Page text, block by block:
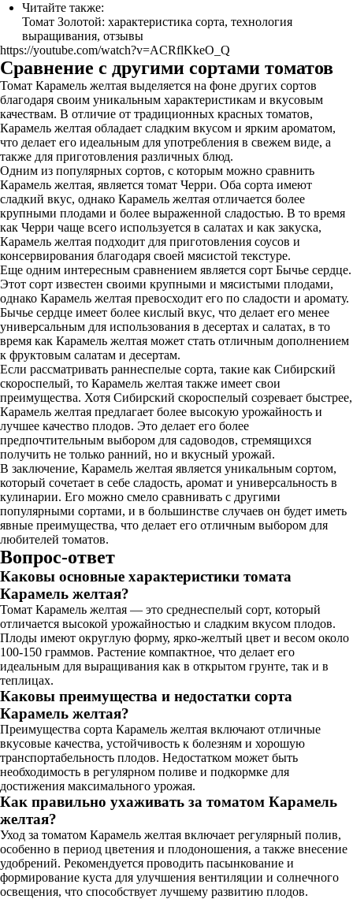
Читайте также:
Томат Золотой: характеристика сорта, технология
выращивания, отзывы
https://youtube.com/watch?v=ACRflKkeO_Q
Сравнение с другими сортами томатов
Томат Карамель желтая выделяется на фоне других сортов
благодаря своим уникальным характеристикам и вкусовым
качествам. В отличие от традиционных красных томатов,
Карамель желтая обладает сладким вкусом и ярким ароматом,
что делает его идеальным для употребления в свежем виде, а
также для приготовления различных блюд.
Одним из популярных сортов, с которым можно сравнить
Карамель желтая, является томат Черри. Оба сорта имеют
сладкий вкус, однако Карамель желтая отличается более
крупными плодами и более выраженной сладостью. В то время
как Черри чаще всего используется в салатах и как закуска,
Карамель желтая подходит для приготовления соусов и
консервирования благодаря своей мясистой текстуре.
Еще одним интересным сравнением является сорт Бычье сердце.
Этот сорт известен своими крупными и мясистыми плодами,
однако Карамель желтая превосходит его по сладости и аромату.
Бычье сердце имеет более кислый вкус, что делает его менее
универсальным для использования в десертах и салатах, в то
время как Карамель желтая может стать отличным дополнением
к фруктовым салатам и десертам.
Если рассматривать раннеспелые сорта, такие как Сибирский
скороспелый, то Карамель желтая также имеет свои
преимущества. Хотя Сибирский скороспелый созревает быстрее,
Карамель желтая предлагает более высокую урожайность и
лучшее качество плодов. Это делает его более
предпочтительным выбором для садоводов, стремящихся
получить не только ранний, но и вкусный урожай.
В заключение, Карамель желтая является уникальным сортом,
который сочетает в себе сладость, аромат и универсальность в
кулинарии. Его можно смело сравнивать с другими
популярными сортами, и в большинстве случаев он будет иметь
явные преимущества, что делает его отличным выбором для
любителей томатов.
Вопрос-ответ
Каковы основные характеристики томата
Карамель желтая?
Томат Карамель желтая — это среднеспелый сорт, который
отличается высокой урожайностью и сладким вкусом плодов.
Плоды имеют округлую форму, ярко-желтый цвет и весом около
100-150 граммов. Растение компактное, что делает его
идеальным для выращивания как в открытом грунте, так и в
теплицах.
Каковы преимущества и недостатки сорта
Карамель желтая?
Преимущества сорта Карамель желтая включают отличные
вкусовые качества, устойчивость к болезням и хорошую
транспортабельность плодов. Недостатком может быть
необходимость в регулярном поливе и подкормке для
достижения максимального урожая.
Как правильно ухаживать за томатом Карамель
желтая?
Уход за томатом Карамель желтая включает регулярный полив,
особенно в период цветения и плодоношения, а также внесение
удобрений. Рекомендуется проводить пасынкование и
формирование куста для улучшения вентиляции и солнечного
освещения, что способствует лучшему развитию плодов.